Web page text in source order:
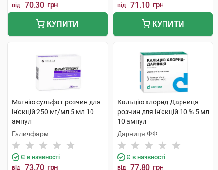
від 70.30 грн
КУПИТИ
від 71.10 грн
КУПИТИ
Магнію сульфат розчин для
ін'єкцій 250 мг/мл 5 мл 10
ампул
Галичфарм
Є в наявності
від 73.70 грн
Кальцію хлорид Дарниця
розчин для ін'єкцій 10 % 5 мл
10 ампул
Дарниця ФФ
Є в наявності
від 77.80 грн